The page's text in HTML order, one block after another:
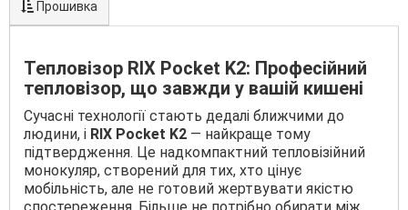
Прошивка
Тепловізор RIX Pocket K2: Професійний
тепловізор, що завжди у вашій кишені
Сучасні технології стають дедалі ближчими до
людини, і RIX Pocket K2 — найкраще тому
підтвердження. Це надкомпактний тепловізійний
монокуляр, створений для тих, хто цінує
мобільність, але не готовий жертвувати якістю